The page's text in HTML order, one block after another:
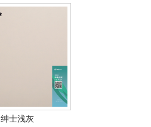
绅士浅灰